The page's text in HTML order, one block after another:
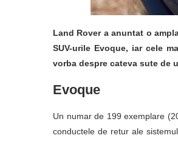
Land Rover a anuntat o
SUV-urile Evoque, iar cele
vorba despre cateva sute de
Evoque
Un numar de 199 exemplare
conductele de retur ale